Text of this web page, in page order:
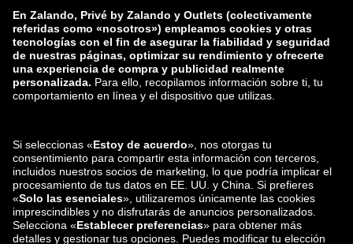
zalando-prive.es zalando-lounge.cz
zalando-lounge.lt zalando-lounge.sk
zalando-lounge.ro zalando-lounge.hr
zalando-lounge.lu zalando-lounge.ee
zalando-lounge.lv zalando-lounge.no